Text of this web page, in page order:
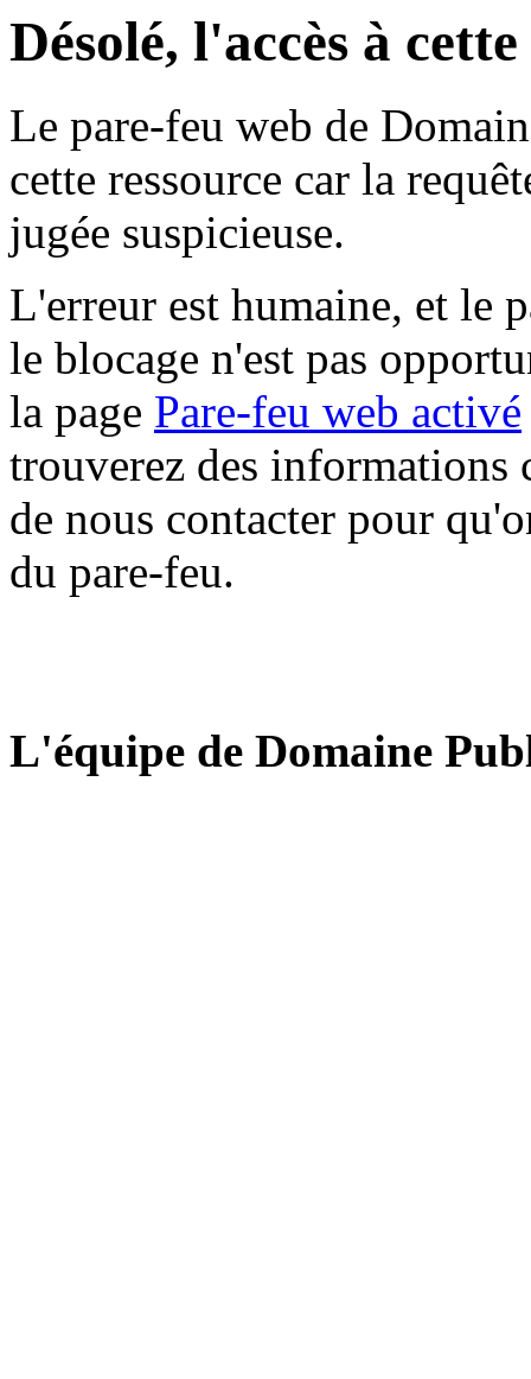
Désolé, l'accès à
Le pare-feu web de
cette ressource car la
jugée suspicieuse.
L'erreur est humaine, et le
le blocage n'est pas
la page Pare-feu web activé
trouverez des informations
de nous contacter pour
du pare-feu.
L'équipe de Domaine